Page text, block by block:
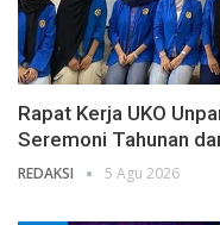
Rapat Kerja UKO
Seremoni Tahunan
REDAKSI 5 Agu 2026